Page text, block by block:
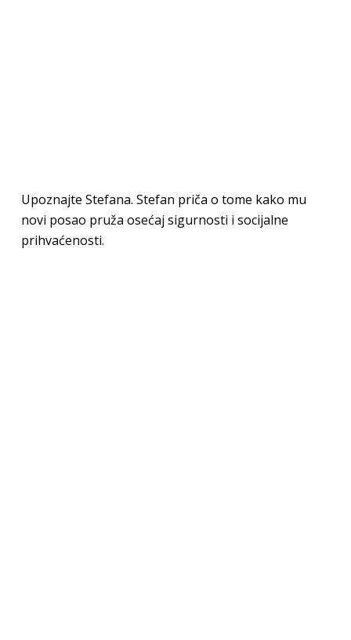
Upoznajte Stefana. Stefan priča o tome kako mu
novi posao pruža osećaj sigurnosti i socijalne
prihvaćenosti.